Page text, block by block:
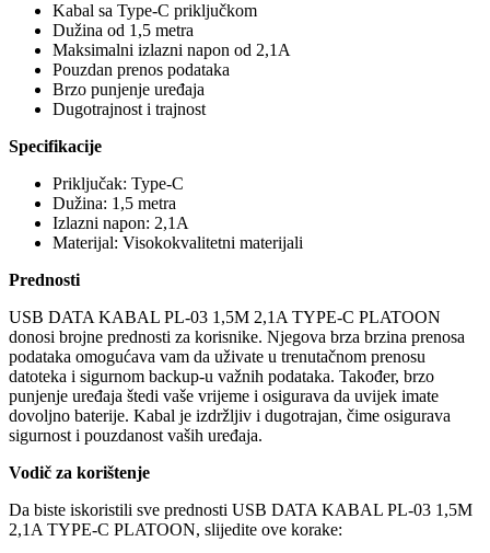
Kabal sa Type-C priključkom
Dužina od 1,5 metra
Maksimalni izlazni napon od 2,1A
Pouzdan prenos podataka
Brzo punjenje uređaja
Dugotrajnost i trajnost
Specifikacije
Priključak: Type-C
Dužina: 1,5 metra
Izlazni napon: 2,1A
Materijal: Visokokvalitetni materijali
Prednosti
USB DATA KABAL PL-03 1,5M 2,1A TYPE-C PLATOON
donosi brojne prednosti za korisnike. Njegova brza brzina prenosa
podataka omogućava vam da uživate u trenutačnom prenosu
datoteka i sigurnom backup-u važnih podataka. Također, brzo
punjenje uređaja štedi vaše vrijeme i osigurava da uvijek imate
dovoljno baterije. Kabal je izdržljiv i dugotrajan, čime osigurava
sigurnost i pouzdanost vaših uređaja.
Vodič za korištenje
Da biste iskoristili sve prednosti USB DATA KABAL PL-03 1,5M
2,1A TYPE-C PLATOON, slijedite ove korake: